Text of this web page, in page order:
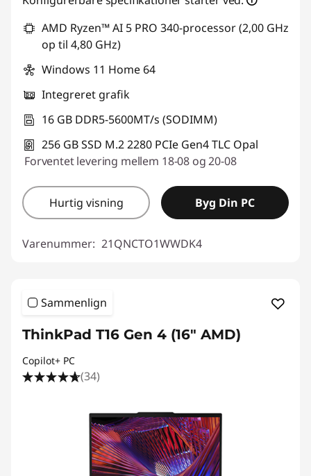
AMD Ryzen™ AI 5 PRO 340-processor (2,00 GHz
op til 4,80 GHz)
Windows 11 Home 64
Integreret grafik
16 GB DDR5-5600MT/s (SODIMM)
256 GB SSD M.2 2280 PCIe Gen4 TLC Opal
Forventet levering mellem 18-08 og 20-08
Hurtig visning Byg Din PC
Varenummer: 21QNCTO1WWDK4
Sammenlign
ThinkPad T16 Gen 4 (16" AMD)
Copilot+ PC
(34)